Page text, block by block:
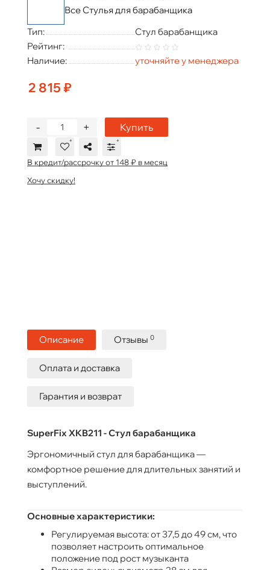
Все Стулья для барабанщика
Тип:
Стул барабанщика
Рейтинг:
Наличие:
уточняйте у менеджера
2 815 ₽
+
- Купить
В кредит/рассрочку от 148 ₽ в месяц
Хочу скидку!
Описание Отзывы 0
Оплата и доставка
Гарантия и возврат
SuperFix XKB211 - Стул барабанщика
Эргономичный стул для барабанщика —
комфортное решение для длительных занятий и
выступлений.
Основные характеристики:
Регулируемая высота: от 37,5 до 49 см, что
позволяет настроить оптимальное
положение под рост музыканта